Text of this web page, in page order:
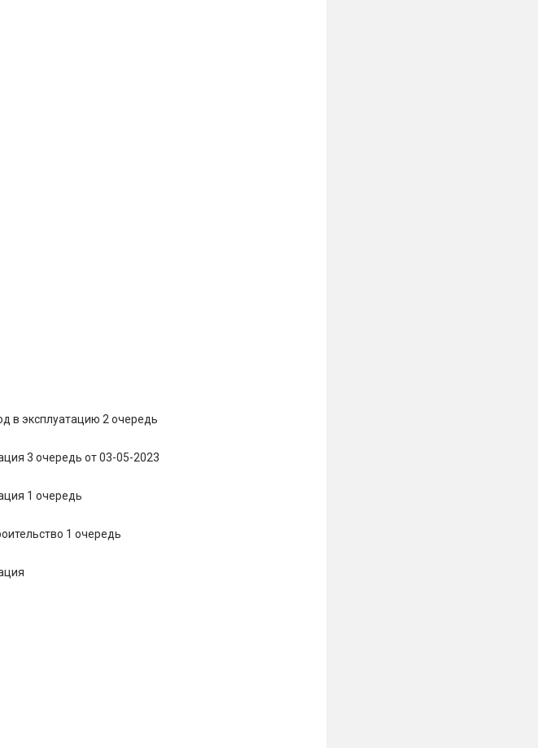
в эксплуатацию 2 очередь
3 очередь от 03-05-2023
1 очередь
1 очередь